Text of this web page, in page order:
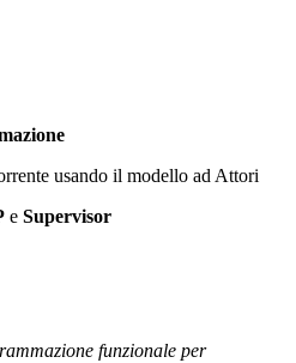
usando il modello ad Attori
e Supervisor
funzionale per